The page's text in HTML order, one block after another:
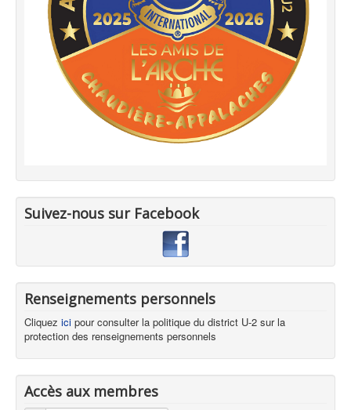
Suivez-nous sur Facebook
Renseignements personnels
Cliquez ici pour consulter la politique du district U-2 sur la
protection des renseignements personnels
Accès aux membres